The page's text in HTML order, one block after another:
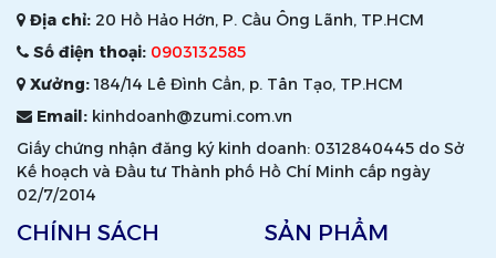
Địa chỉ: 20 Hồ Hảo Hớn, P. Cầu Ông Lãnh, TP.HCM
Số điện thoại: 0903132585
Xưởng:184/14 Lê Đình Cẩn, p. Tân Tạo, TP.HCM
Email: kinhdoanh@zumi.com.vn
Giấy chứng nhận đăng ký kinh doanh: 0312840445 do Sở
Kế hoạch và Đầu tư Thành phố Hồ Chí Minh cấp ngày
02/7/2014
CHÍNH SÁCH SẢN PHẨM